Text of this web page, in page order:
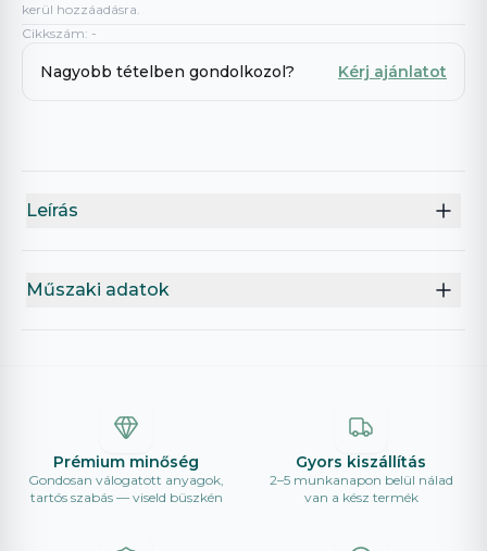
kerül hozzáadásra.
Cikkszám: -
Nagyobb tételben gondolkozol? Kérj ajánlatot
Leírás
Műszaki adatok
Prémium minőség
Gondosan válogatott anyagok,
tartós szabás — viseld büszkén
Gyors kiszállítás
2–5 munkanapon belül nálad
van a kész termék